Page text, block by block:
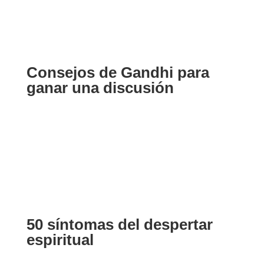
Consejos de Gandhi para
ganar una discusión
50 síntomas del despertar
espiritual